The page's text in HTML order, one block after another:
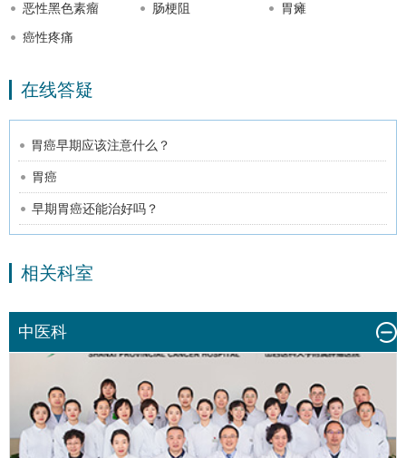
恶性黑色素瘤
肠梗阻
胃瘫
癌性疼痛
在线答疑
胃癌早期应该注意什么？
胃癌
早期胃癌还能治好吗？
相关科室
中医科